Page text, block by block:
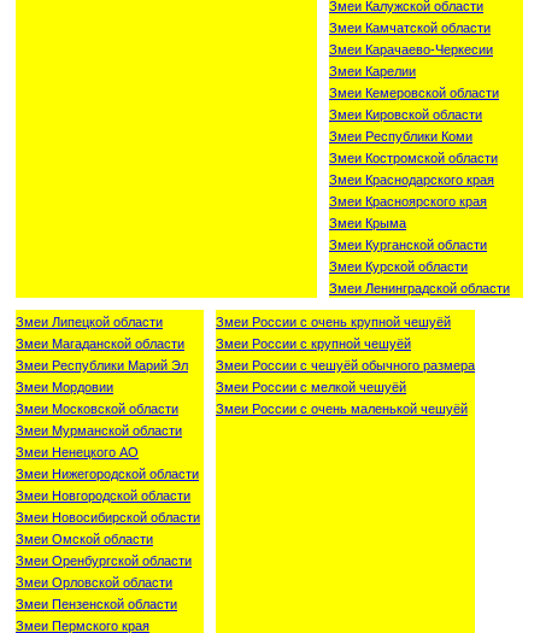
Змеи Калужской области
Змеи Камчатской области
Змеи Карачаево-Черкесии
Змеи Карелии
Змеи Кемеровской области
Змеи Кировской области
Змеи Республики Коми
Змеи Костромской области
Змеи Краснодарского края
Змеи Красноярского края
Змеи Крыма
Змеи Курганской области
Змеи Курской области
Змеи Ленинградской области
Змеи Липецкой области
Змеи Магаданской области
Змеи Республики Марий Эл
Змеи Мордовии
Змеи Московской области
Змеи Мурманской области
Змеи Ненецкого АО
Змеи Нижегородской области
Змеи Новгородской области
Змеи Новосибирской области
Змеи Омской области
Змеи Оренбургской области
Змеи Орловской области
Змеи Пензенской области
Змеи Пермского края
Змеи России с очень крупной чешуёй
Змеи России с крупной чешуёй
Змеи России с чешуёй обычного размера
Змеи России с мелкой чешуёй
Змеи России с очень маленькой чешуёй